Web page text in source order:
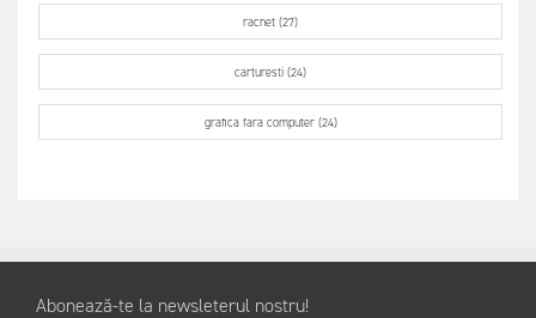
racnet (27)
carturesti (24)
grafica fara computer (24)
Abonează-te la newsleterul nostru!